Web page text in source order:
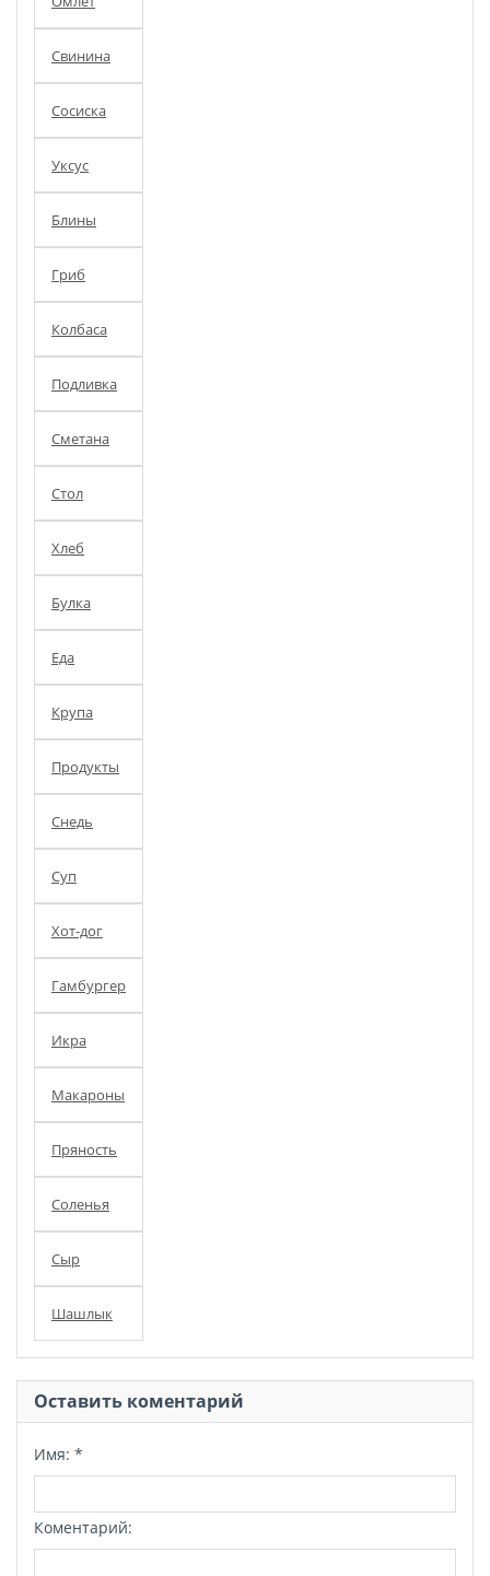
Свинина
Сосиска
Уксус
Блины
Гриб
Колбаса
Подливка
Сметана
Стол
Хлеб
Булка
Еда
Крупа
Продукты
Снедь
Суп
Хот-дог
Гамбургер
Икра
Макароны
Пряность
Соленья
Сыр
Шашлык
Оставить коментарий
Имя: *
Коментарий: